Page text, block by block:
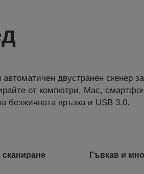
двустранен скенер за
от компютри, Mac,
безжичната връзка и USB 3.0.
сканиране Гъвкав и